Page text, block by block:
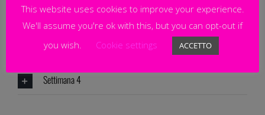
Settimana 2
Settimana 3
Settimana 4
This website uses cookies to improve your experience.
We'll assume you're ok with this, but you can opt-out if
you wish.
Cookie settings ACCETTO